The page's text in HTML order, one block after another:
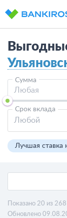
Сумма
Срок вклада
Любой
Лучшая ставка
Показано 20 из 268
Обновлено